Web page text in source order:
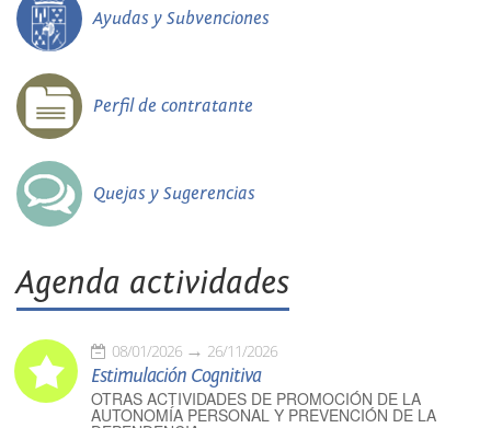
Ayudas y Subvenciones
Perfil de contratante
Quejas y Sugerencias
Agenda actividades
08/01/2026 26/11/2026
Estimulación Cognitiva
OTRAS ACTIVIDADES DE PROMOCIÓN DE LA
AUTONOMÍA PERSONAL Y PREVENCIÓN DE LA